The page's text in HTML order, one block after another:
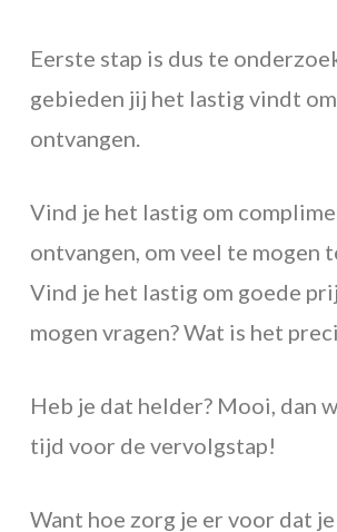
Eerste stap is dus te
gebieden jij het lastig vindt
ontvangen.
Vind je het lastig om
ontvangen, om veel te mogen
Vind je het lastig om goede
mogen vragen? Wat is het
Heb je dat helder? Mooi, dan
tijd voor de vervolgstap!
Want hoe zorg je er voor dat